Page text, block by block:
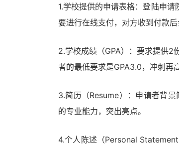
1.学校提供的申请表格：登陆申
要进行在线支付，对方收到付款后
2.学校成绩（GPA）：要求提供2
者的最低要求是GPA3.0，冲刺再高
3.简历（Resume）：申请者背
的专业能力，突出亮点。
4.个人陈述（Personal